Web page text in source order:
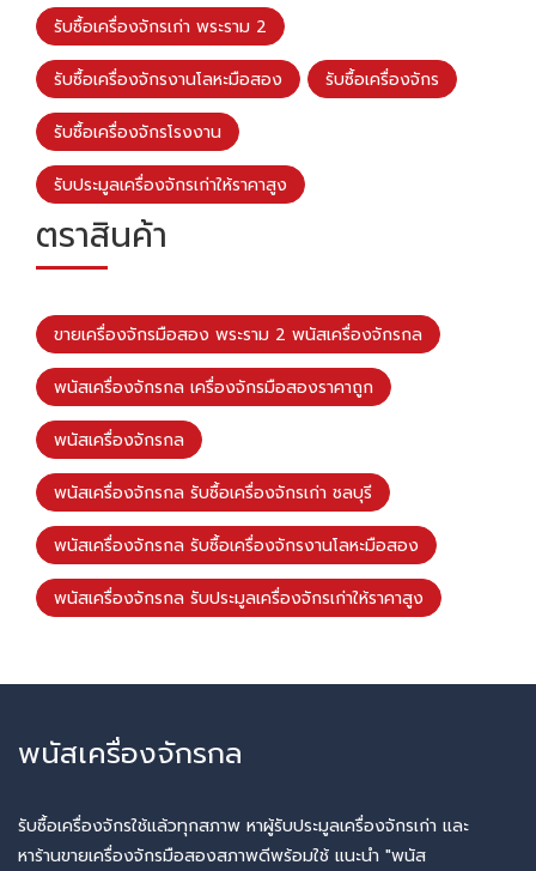
รับซื้อเครื่องจักรเก่า พระราม 2
รับซื้อเครื่องจักรงานโลหะมือสอง รับซื้อเครื่องจักร
รับซื้อเครื่องจักรโรงงาน
รับประมูลเครื่องจักรเก่าให้ราคาสูง
ตราสินค้า
ขายเครื่องจักรมือสอง พระราม 2 พนัสเครื่องจักรกล
พนัสเครื่องจักรกล เครื่องจักรมือสองราคาถูก
พนัสเครื่องจักรกล
พนัสเครื่องจักรกล รับซื้อเครื่องจักรเก่า ชลบุรี
พนัสเครื่องจักรกล รับซื้อเครื่องจักรงานโลหะมือสอง
พนัสเครื่องจักรกล รับประมูลเครื่องจักรเก่าให้ราคาสูง
พนัสเครื่องจักรกล
รับซื้อเครื่องจักรใช้แล้วทุกสภาพ หาผู้รับประมูลเครื่องจักรเก่า และ
หาร้านขายเครื่องจักรมือสองสภาพดีพร้อมใช้ แนะนำ "พนัส